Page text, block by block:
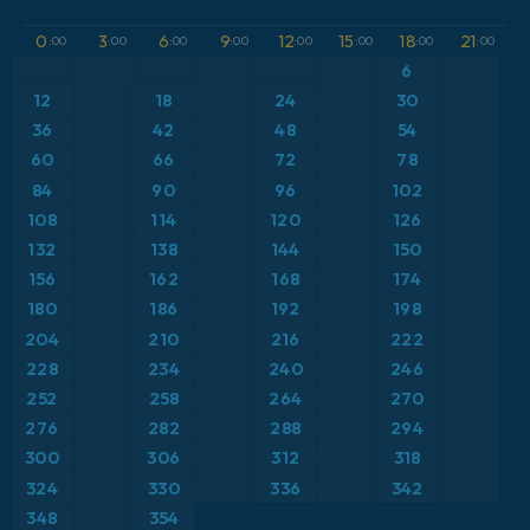
ICON Alemania 2 km
Caribe
Escandinavia
Estados Unidos
Europa
Francia
Grecia
Islandia
Anomalía de temperatura a 850 hPa
Precipitación, nubes y presión
Presión
Temperatura a 2 m
Temperatura a 500 hPa
Temperatura a 850 hPa
Viento a 10 m
0 :00 3:00 6:00 9:00 12:00 15 :00 18:00 21:00
6
12 18 24
30
36
42 48
54
60
66 72
78
84
90 96
102
108
114 120
126
132
138 144 150
156 162 168 174
180 186 192
198
204
210 216
222
228
234 240
246
252
258 264 270
276 282 288 294
300 306 312
318
324
330 336
342
348
354